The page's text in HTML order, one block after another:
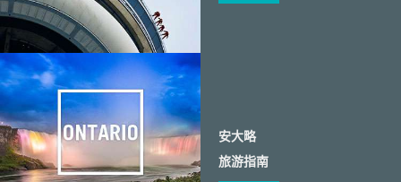
安大略
旅游指南